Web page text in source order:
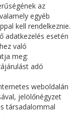
az
egyéb
kell rendelkeznie.
adatkezelés esetén
való
meg:
adó
weboldalán
jelölőnégyzet
társadalommal